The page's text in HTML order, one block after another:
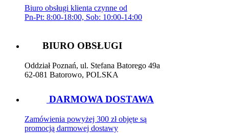
Biuro obsługi klienta czynne od
Pn-Pt: 8:00-18:00, Sob: 10:00-14:00
BIURO OBSŁUGI
Oddział Poznań, ul. Stefana Batorego 49a
62-081 Batorowo, POLSKA
DARMOWA DOSTAWA
Zamówienia powyżej 300 zł objęte są
promocją darmowej dostawy